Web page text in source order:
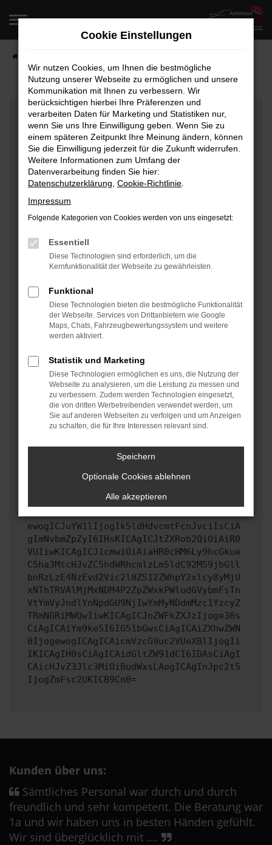
Zum
springen
Fehler: Network Error
Beim Laden ist ein Fehler aufgetreten.
Hier sind ein paar Tipps, die dir helfen können:
Überprüfe deine Firewall und deine
Internetverbindung.
Laden andere Webseiten, zum Beispiel deine
Manche Erweiterungen, wie Werbeblocker, können
das Laden bestimmter Seiten verhindern.
Funktioniert die Seite in einem anderen Browser
Starte dein Gerät neu.
Das kann manchmal helfen, vorübergehende
Probleme zu beheben.
Betriebssystem auf dem neuesten Stand sind.
Veraltete Software birgt nicht nur ein
Sicherheitsrisiko, sondern kann auch dazu führen,
dass bestimmte Funktionen nicht mehr unterstützt
werden.
Wende dich an den Webseitenbetreiber.
Wenn du alle oben genannten Schritte versucht hast,
kontaktiere uns bitte. Wir werden versuchen, das
Problem zu beheben. Du kannst uns diesen Text
schicken, um uns bei der Fehlersuche zu
ewogICJuYW1lIjogIk5ldHdvcmtFcnJvciIsCiA
gImNvbmZpZyI6IHsKICAgICJtZXRob2QiOiAiR0
VUIiwKICAgICJ1cmwiOiAiaHR0cHM6Ly9hcGkue
C5ha3MtcHJvZC5hdWRhcmlzLm5ldC92MS9jbGll
bnRzLzE4NzEvd2Vic2l0ZS12ZWhpY2xlcy8yMjU
xNThTRVAlMjMxNDM4P2ZpZWxkPWludGVybmFsTn
VtYmVyJndlYnNpdGU9NjIwYmMyNDdmMzc1YzcyZ
TRmNGRiMWQwIiwKICAgICJoZWFkZXJzIjoge30s
CiAgICAiYm9keSI6IG51bGwsCiAgICAiZXhwZWN
0IjogewogICAgICAicmVzcG9uc2VUeXBlIjogIi
IKICAgIH0sCiAgICAidGltZW91dCI6IDAsCiAgI
CAicHJvZ3Jlc3MiOiBudWxsLAogICAgInJpc2t5
IjogZmFsc2UKICB9Cn0=
Kunden über uns:
Sämtliches Personal war durch und durch
freundlich und sehr kompetent. Die Beratung war
1a und wir haben uns in besten Händen gefühlt.
Wir sind überglücklich mit ....
Cookie Einstellungen
Wir nutzen Cookies, um Ihnen die bestmögliche
Nutzung unserer Webseite zu ermöglichen und unsere
Kommunikation mit Ihnen zu verbessern. Wir
berücksichtigen hierbei Ihre Präferenzen und
verarbeiten Daten für Marketing und Statistiken nur,
wenn Sie uns Ihre Einwilligung geben. Wenn Sie zu
einem späteren Zeitpunkt Ihre Meinung ändern, können
Sie die Einwilligung jederzeit für die Zukunft widerrufen.
Weitere Informationen zum Umfang der
Datenverarbeitung finden Sie hier:
Datenschutzerklärung Cookie-Richtlinie
Impressum
Folgende Kategorien von Cookies werden von uns eingesetzt:
Essentiell
Diese Technologien sind erforderlich, um die
Kernfunktionalität der Webseite zu gewährleisten.
Funktional
Diese Technologien bieten die bestmögliche Funktionalität
der Webseite. Services von Drittanbietern wie Google
Maps, Chats, Fahrzeugbewertungssystem und weitere
werden aktiviert.
Statistik und Marketing
Diese Technologien ermöglichen es uns, die Nutzung der
Webseite zu analysieren, um die Leistung zu messen und
zu verbessern. Zudem werden Technologien eingesetzt,
die von dritten Werbetreibenden verwendet werden, um
Sie auf anderen Webseiten zu verfolgen und um Anzeigen
zu schalten, die für Ihre Interessen relevant sind.
Speichern
Optionale Cookies ablehnen
Alle akzeptieren